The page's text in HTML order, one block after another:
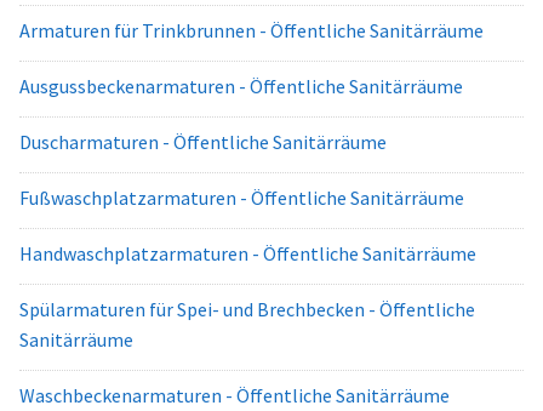
Armaturen für Trinkbrunnen - Öffentliche Sanitärräume
Ausgussbeckenarmaturen - Öffentliche Sanitärräume
Duscharmaturen - Öffentliche Sanitärräume
Fußwaschplatzarmaturen - Öffentliche Sanitärräume
Handwaschplatzarmaturen - Öffentliche Sanitärräume
Spülarmaturen für Spei- und Brechbecken - Öffentliche
Sanitärräume
Waschbeckenarmaturen - Öffentliche Sanitärräume